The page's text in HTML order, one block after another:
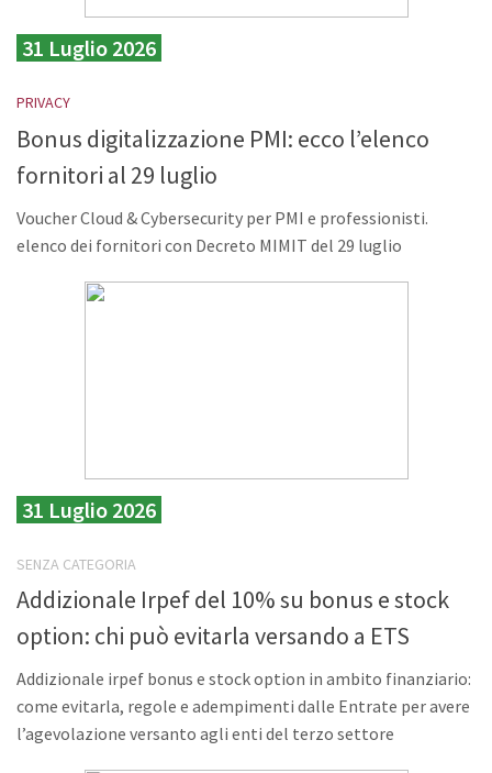
31 Luglio 2026
PRIVACY
Bonus digitalizzazione PMI: ecco l’elenco
fornitori al 29 luglio
Voucher Cloud & Cybersecurity per PMI e professionisti.
elenco dei fornitori con Decreto MIMIT del 29 luglio
31 Luglio 2026
SENZA CATEGORIA
Addizionale Irpef del 10% su bonus e stock
option: chi può evitarla versando a ETS
Addizionale irpef bonus e stock option in ambito finanziario:
come evitarla, regole e adempimenti dalle Entrate per avere
l’agevolazione versanto agli enti del terzo settore